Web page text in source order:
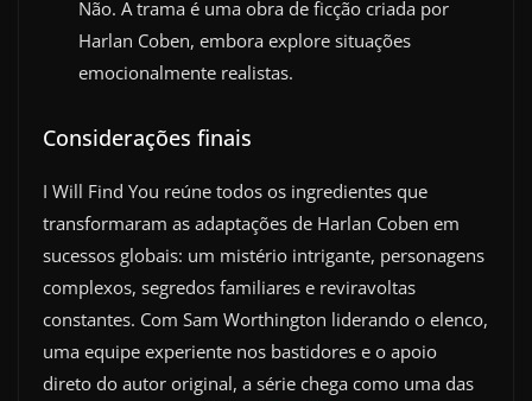
Não. A trama é uma obra de ficção criada por
Harlan Coben, embora explore situações
emocionalmente realistas.
Considerações finais
I Will Find You reúne todos os ingredientes que
transformaram as adaptações de Harlan Coben em
sucessos globais: um mistério intrigante, personagens
complexos, segredos familiares e reviravoltas
constantes. Com Sam Worthington liderando o elenco,
uma equipe experiente nos bastidores e o apoio
direto do autor original, a série chega como uma das